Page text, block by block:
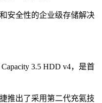
安全性的企业级存储解决
3.5 HDD v4，是首
推出了采用第二代充氦技